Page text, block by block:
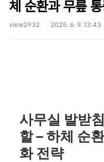
체 순환과 무릎
view2932 2025. 6. 9. 13:43
사무실 발받
할 – 하체 순
화 전략